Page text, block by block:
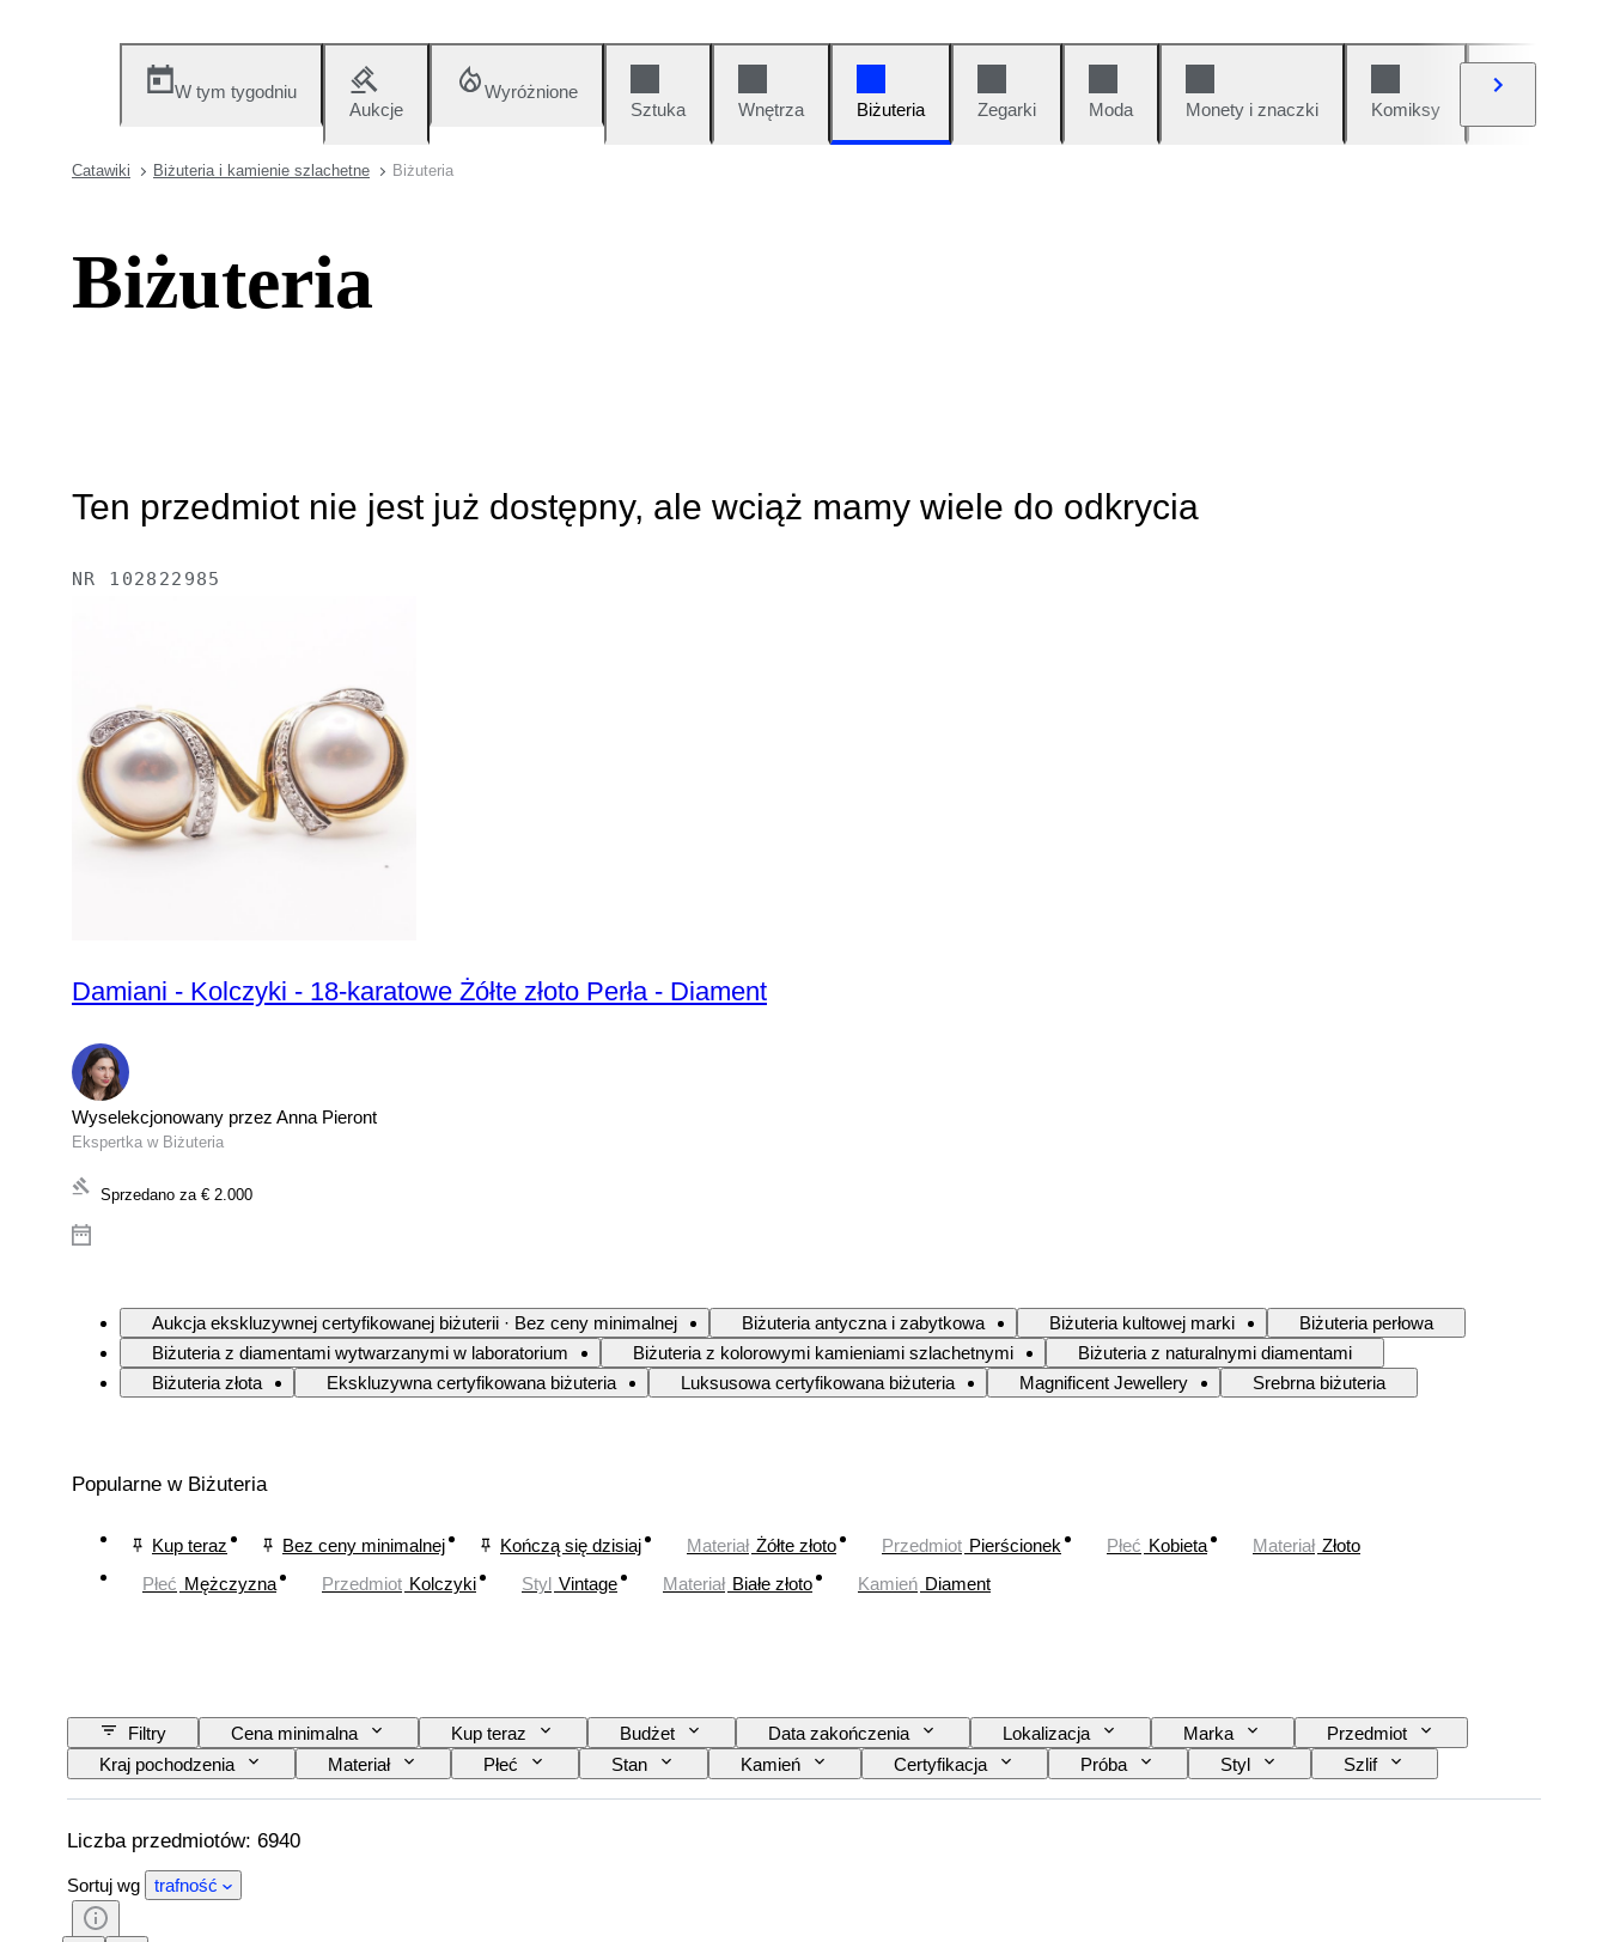
W tym tygodniu
Aukcje
Wyróżnione
Sztuka
Wnętrza Biżuteria Zegarki Moda Monety i znaczki Komiksy
Catawiki Biżuteria i kamienie szlachetne Biżuteria
Biżuteria
Ten przedmiot nie jest już dostępny, ale wciąż mamy wiele do odkrycia
NR 102822985
Damiani - Kolczyki - 18-karatowe Żółte złoto Perła - Diament
Wyselekcjonowany przez Anna Pieront
Ekspertka w Biżuteria
Sprzedano za € 2.000
Aukcja ekskluzywnej certyfikowanej biżuterii · Bez ceny minimalnej Biżuteria antyczna i zabytkowa Biżuteria kultowej marki
Biżuteria perłowa
Biżuteria z diamentami wytwarzanymi w laboratorium
Biżuteria z kolorowymi kamieniami szlachetnymi
Biżuteria z naturalnymi diamentami
Biżuteria złota
Ekskluzywna certyfikowana biżuteria Luksusowa certyfikowana biżuteria Magnificent Jewellery Srebrna biżuteria
Popularne w Biżuteria
Kup teraz Bez ceny minimalnej Kończą się dzisiaj Materiał Żółte złoto Przedmiot Pierścionek Płeć Kobieta Materiał Złoto
Płeć Mężczyzna Przedmiot Kolczyki Styl Vintage Materiał Białe złoto Kamień Diament
Filtry Cena minimalna Kup teraz Budżet Data zakończenia Lokalizacja Marka
Przedmiot
Kraj pochodzenia
Materiał Płeć Stan Kamień Certyfikacja Próba Styl
Szlif
Czystość
Klasa koloru Dokładny kolor Rozmiar na przedmiocie Przejrzystość kamieni szlachetnych
Obróbka
Liczba przedmiotów: 6940
Sortuj wg trafność